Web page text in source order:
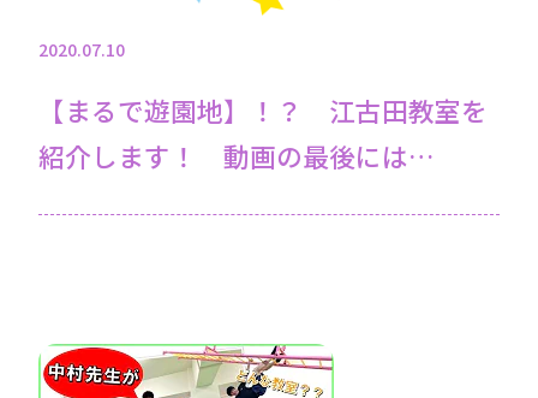
2020.07.10
【まるで遊園地】！？ 江古田教室を
紹介します！ 動画の最後には…